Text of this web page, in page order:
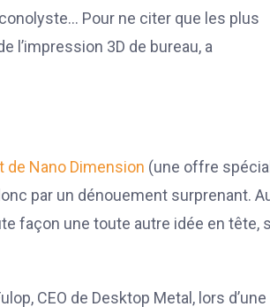
Pour ne citer que les plus
l’impression 3D de bureau, a
de Nano Dimension (une offre
par un dénouement surprenant.
façon une toute autre idée en tête,
CEO de Desktop Metal, lors d’une